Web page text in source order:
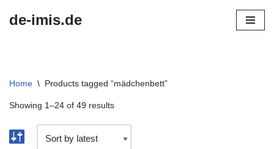
de-imis.de
Home \ Products tagged “mädchenbett”
Showing 1–24 of 49 results